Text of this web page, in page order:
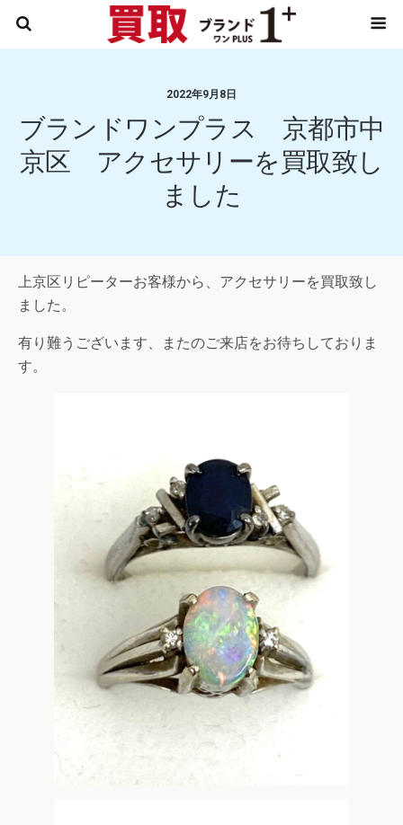
2022年9月8日
ブランドワンプラス 京都市中
京区 アクセサリーを買取致し
ました
上京区リピーターお客様から、アクセサリーを買取致し
ました。
有り難うございます、またのご来店をお待ちしておりま
す。